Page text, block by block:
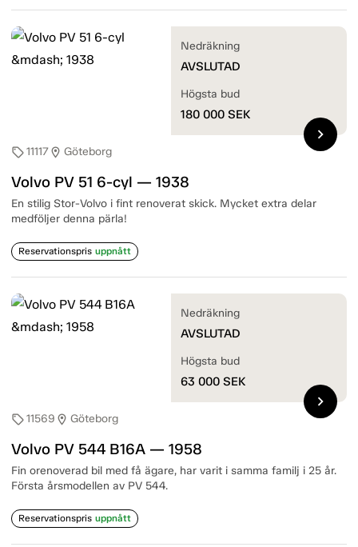
sell11117location_on Göteborg
Volvo PV 51 6-cyl — 1938
En stilig Stor-Volvo i fint renoverat skick. Mycket extra delar
medföljer denna pärla!
Reservationspris uppnått
Nedräkning
AVSLUTAD
Högsta bud
180 000 SEK
chevron_right
sell11569 location_on Göteborg
Volvo PV 544 B16A — 1958
Fin orenoverad bil med få ägare, har varit i samma familj i 25 år.
Första årsmodellen av PV 544.
Reservationspris uppnått
Nedräkning
AVSLUTAD
Högsta bud
63 000 SEK
chevron_right